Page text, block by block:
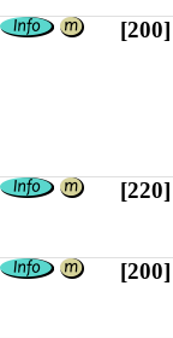
[200]
[220]
[200]